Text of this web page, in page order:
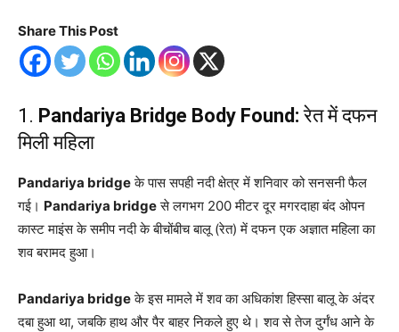
Share This Post
1. Pandariya Bridge Body Found: रेत में दफन
मिली महिला
Pandariya bridgeके पास सपही नदी क्षेत्र में शनिवार को सनसनी फैल
गई। Pandariya bridgeसे लगभग 200 मीटर दूर मगरदाहा बंद ओपन
कास्ट माइंस के समीप नदी के बीचोंबीच बालू (रेत) में दफन एक अज्ञात महिला का
शव बरामद हुआ।
Pandariya bridgeके इस मामले में शव का अधिकांश हिस्सा बालू के अंदर
दबा हुआ था, जबकि हाथ और पैर बाहर निकले हुए थे। शव से तेज दुर्गंध आने के